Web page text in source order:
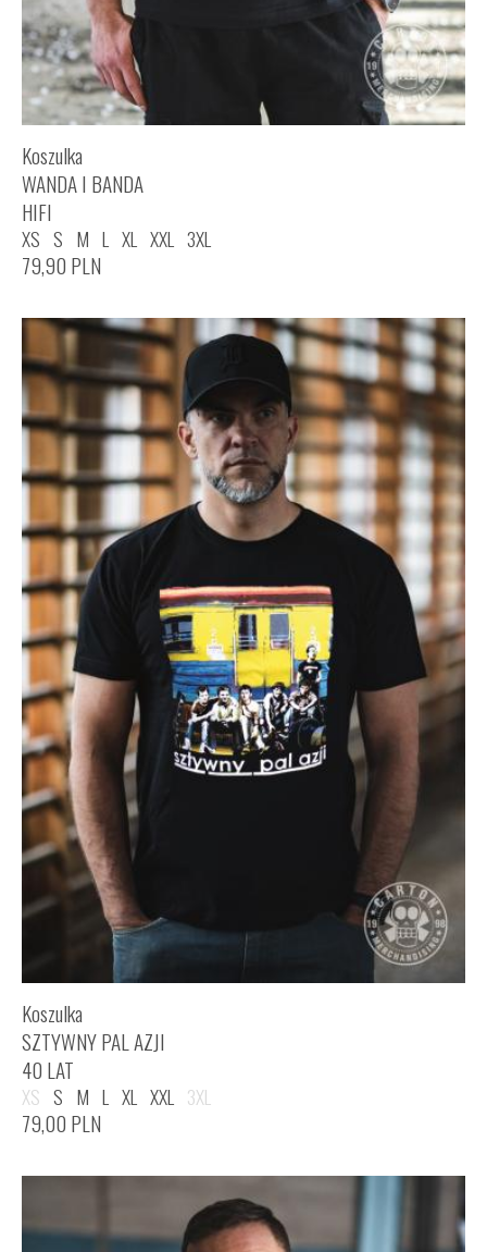
Koszulka
WANDA I BANDA
HIFI
XS S M L XL XXL 3XL
79,90 PLN
Koszulka
SZTYWNY PAL AZJI
40 LAT
XS S M L XL XXL 3XL
79,00 PLN